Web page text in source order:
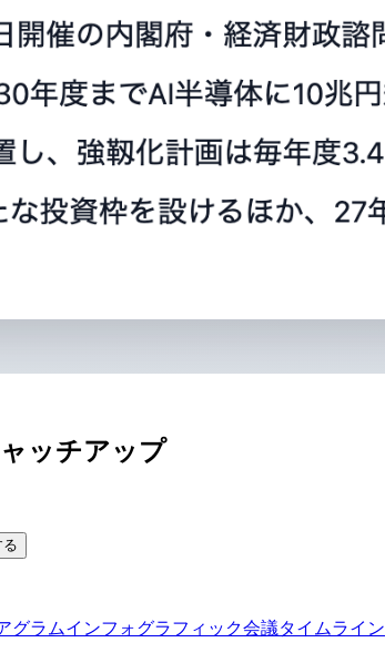
ッチアップ
グラムインフォグラフィック会議タイムライン